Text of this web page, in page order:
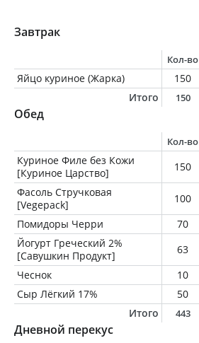
Завтрак
Кол-во
Яйцо куриное (Жарка) 150
Итого
150
Обед
Кол-во
Куриное Филе без Кожи
[Куриное Царство]
150
Фасоль Стручковая
[Vegepack]
100
Помидоры Черри
70
Йогурт Греческий 2%
[Савушкин Продукт]
63
Чеснок
10
Сыр Лёгкий 17%
50
Итого
443
Дневной перекус